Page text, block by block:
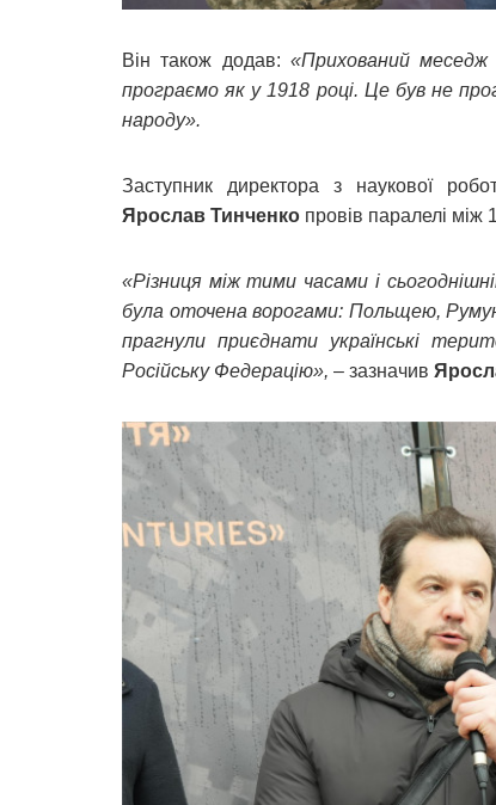
Він також додав: «Прихований
програємо як у 1918 році. Це був не
народу».
Заступник директора з наукової
Ярослав Тинченко провів паралелі між
«Різниця між тими часами і
була оточена ворогами: Польщею,
прагнули приєднати українські
Російську Федерацію», – зазначив